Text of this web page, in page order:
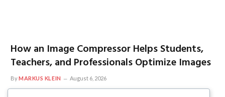
How an Image Compressor Helps Students,
Teachers, and Professionals Optimize Images
ByMARKUS KLEIN August 6, 2026